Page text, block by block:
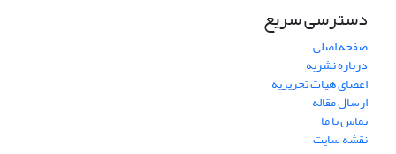
دسترسی سریع
صفحه اصلی
درباره نشریه
اعضای هیات تحریریه
ارسال مقاله
تماس با ما
نقشه سایت